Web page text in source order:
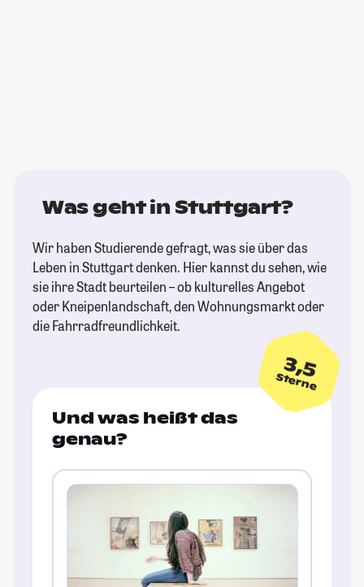
Was geht in Stuttgart?
Wir haben Studierende gefragt, was sie über das
Leben in Stuttgart denken. Hier kannst du sehen, wie
sie ihre Stadt beurteilen – ob kulturelles Angebot
oder Kneipenlandschaft, den Wohnungsmarkt oder
die Fahrradfreundlichkeit.
3,5
Sterne
Und was heißt das
genau?